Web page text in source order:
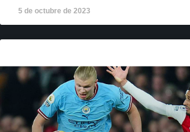
5 de octubre de 2023